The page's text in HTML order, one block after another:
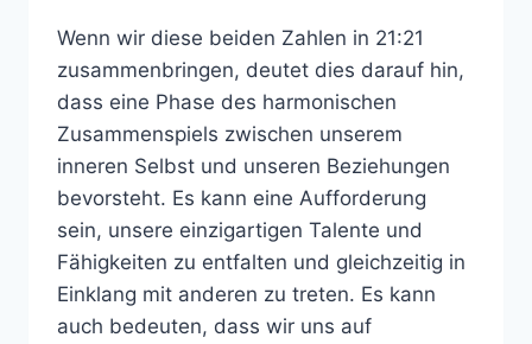
Wenn wir diese beiden Zahlen in 21:21
zusammenbringen, deutet dies darauf hin,
dass eine Phase des harmonischen
Zusammenspiels zwischen unserem
inneren Selbst und unseren Beziehungen
bevorsteht. Es kann eine Aufforderung
sein, unsere einzigartigen Talente und
Fähigkeiten zu entfalten und gleichzeitig in
Einklang mit anderen zu treten. Es kann
auch bedeuten, dass wir uns auf